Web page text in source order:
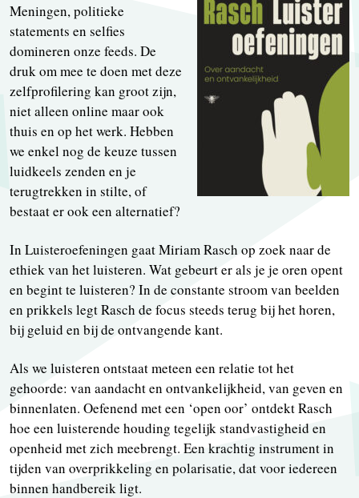
Meningen, politieke
statements en selfies
domineren onze feeds. De
druk om mee te doen met deze
zelfprofilering kan groot zijn,
niet alleen online maar ook
thuis en op het werk. Hebben
we enkel nog de keuze tussen
luidkeels zenden en je
terugtrekken in stilte, of
bestaat er ook een alternatief?
In Luisteroefeningen gaat Miriam Rasch op zoek naar de
ethiek van het luisteren. Wat gebeurt er als je je oren opent
en begint te luisteren? In de constante stroom van beelden
en prikkels legt Rasch de focus steeds terug bij het horen,
bij geluid en bij de ontvangende kant.
Als we luisteren ontstaat meteen een relatie tot het
gehoorde: van aandacht en ontvankelijkheid, van geven en
binnenlaten. Oefenend met een ‘open oor’ ontdekt Rasch
hoe een luisterende houding tegelijk standvastigheid en
openheid met zich meebrengt. Een krachtig instrument in
tijden van overprikkeling en polarisatie, dat voor iedereen
binnen handbereik ligt.